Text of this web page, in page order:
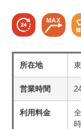
所在地
営業時間
利用料金